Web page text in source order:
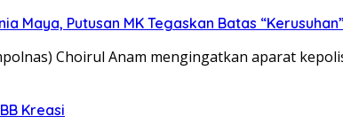
Maya, Putusan MK Tegaskan Batas “Kerusuhan”
Choirul Anam mengingatkan aparat
Kreasi